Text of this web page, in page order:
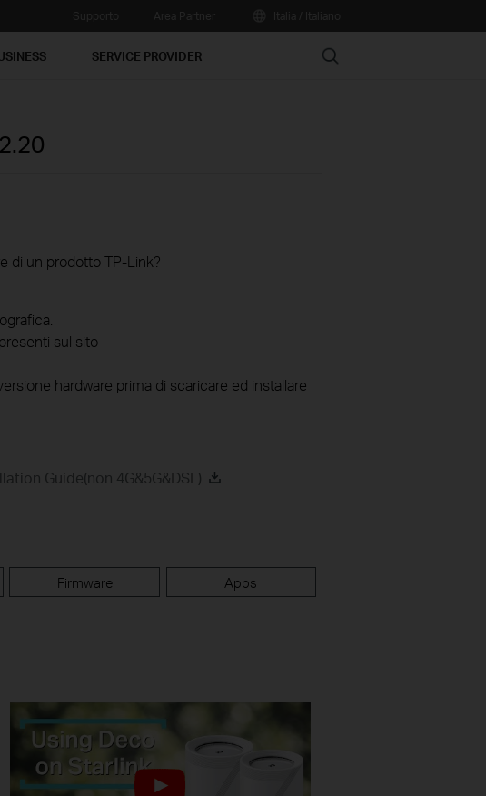
SERVICE PROVIDER Search
di un prodotto TP-Link?
sul sito
hardware prima di scaricare ed installare
Guide(non 4G&5G&DSL)
Firmware Apps